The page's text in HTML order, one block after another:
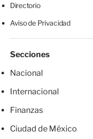
Directorio
Aviso de Privacidad
Secciones
Nacional
Internacional
Finanzas
Ciudad de México